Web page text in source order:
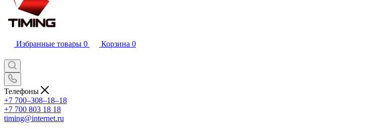
Избранные товары 0 Корзина 0
Телефоны
+7 700‒308‒18‒18
+7 700 803 18 18
timing@internet.ru